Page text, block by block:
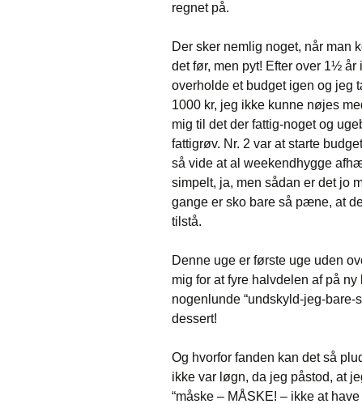
regnet på.
Der sker nemlig noget, når man
det før, men pyt! Efter over 1½
overholde et budget igen og jeg
1000 kr, jeg ikke kunne nøjes
mig til det der fattig-noget og
fattigrøv. Nr. 2 var at starte
så vide at al weekendhygge
simpelt, ja, men sådan er det jo
gange er sko bare så pæne, at
tilstå.
Denne uge er første uge uden
mig for at fyre halvdelen af på
nogenlunde “undskyld-jeg-bare-
dessert!
Og hvorfor fanden kan det så
ikke var løgn, da jeg påstod, at
“måske – MÅSKE! – ikke at